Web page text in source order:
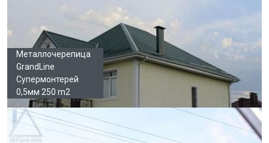
Металлочерепица
GrandLine
Супермонтерей
0,5мм 250 m2